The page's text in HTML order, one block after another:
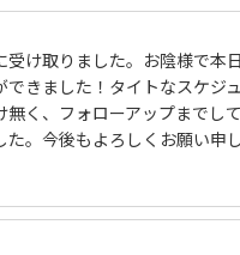
受け取りました。お陰様で本
できました！タイトなスケジ
無く、フォローアップまでし
た。今後もよろしくお願い申